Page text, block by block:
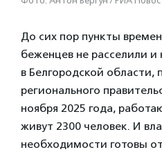
До сих пор пункты
беженцев не расселили
в Белгородской области,
регионального
ноября 2025 года,
живут 2300 человек. И
необходимости готовы